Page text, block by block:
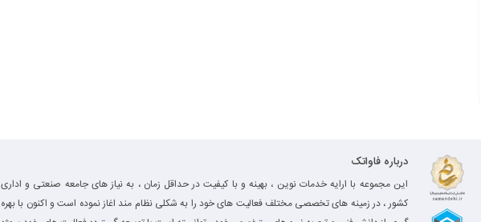
درباره فاواتک
این مجموعه با ارایه خدمات نوین ، بهینه و با کیفیت در حداقل زمان ، به نیاز های جامعه صنعتی و اداری
کشور ، در زمینه های تخصصی مختلف فعالیت های خود را به شکلی نظام مند اغاز نموده است و اکنون با بهره